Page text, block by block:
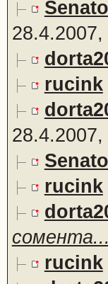
28.4.2007,
rucink
28.4.2007,
rucink
сомента...
rucink